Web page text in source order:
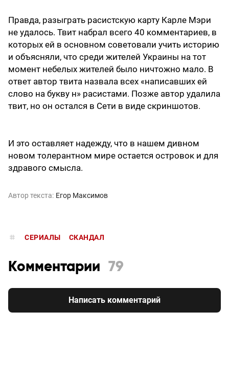
Правда, разыграть расистскую карту Карле Мэри
не удалось. Твит набрал всего 40 комментариев, в
которых ей в основном советовали учить историю
и объясняли, что среди жителей Украины на тот
момент небелых жителей было ничтожно мало. В
ответ автор твита назвала всех «написавших ей
слово на букву н» расистами. Позже автор удалила
твит, но он остался в Сети в виде скриншотов.
И это оставляет надежду, что в нашем дивном
новом толерантном мире остается островок и для
здравого смысла.
Автор текста: Егор Максимов
СЕРИАЛЫ СКАНДАЛ
Комментарии 79
Написать комментарий